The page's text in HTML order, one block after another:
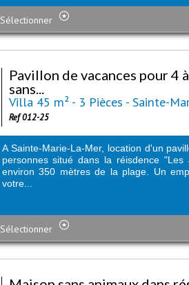
Sélectionner
Pavillon de vacances pour 4
sans...
Villa 45 m² - 3 Pièces - Sainte-
Ref 012-25
A Sainte-Marie-La-Mer, location d'un
personnes situé dans la réisdence
environ 350 mètres de la plage. Un
votre...
Sélectionner